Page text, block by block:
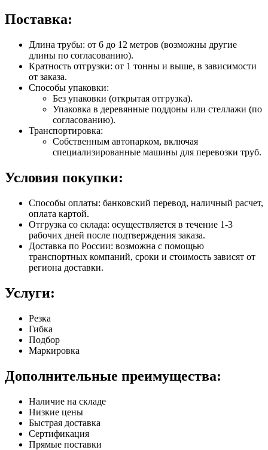
Поставка:
Длина трубы: от 6 до 12 метров (возможны другие
длины по согласованию).
Кратность отгрузки: от 1 тонны и выше, в зависимости
от заказа.
Способы упаковки:
Без упаковки (открытая отгрузка).
Упаковка в деревянные поддоны или стеллажи (по
согласованию).
Транспортировка:
Собственным автопарком, включая
специализированные машины для перевозки труб.
Условия покупки:
Способы оплаты: банковский перевод, наличный расчет,
оплата картой.
Отгрузка со склада: осуществляется в течение 1-3
рабочих дней после подтверждения заказа.
Доставка по России: возможна с помощью
транспортных компаний, сроки и стоимость зависят от
региона доставки.
Услуги:
Резка
Гибка
Подбор
Маркировка
Дополнительные преимущества:
Наличие на складе
Низкие цены
Быстрая доставка
Сертификация
Прямые поставки